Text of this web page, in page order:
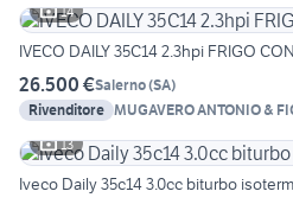
14
IVECO DAILY 35C14 2.3hpi FRIGO
26.500 €Salerno(SA)
Rivenditore MUGAVERO ANTONIO &
13
Iveco Daily 35c14 3.0cc biturbo